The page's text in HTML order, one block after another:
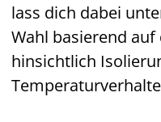
lass dich dabei
Wahl basierend
hinsichtlich